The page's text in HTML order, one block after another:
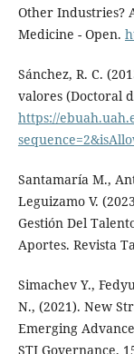
Other Industries?
Medicine - Open.
Sánchez, R. C.
valores (Doctoral
https://
Santamaría M.,
Leguizamo V.
Gestión Del
Aportes. Revista
Simachev Y.,
N., (2021). New
Emerging
STI Governance,